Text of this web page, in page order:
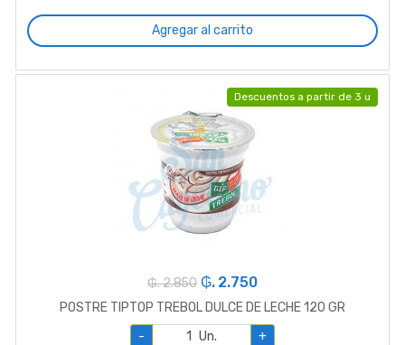
Agregar al carrito
Descuentos a partir de 3 u
₲. 2.850 ₲. 2.750
POSTRE TIPTOP TREBOL DULCE DE LECHE 120 GR
-
Un. +